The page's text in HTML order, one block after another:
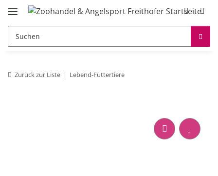
Zurück zur Liste Lebend-Futtertiere